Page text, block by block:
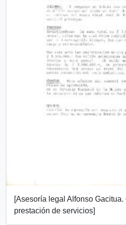
[Asesoría legal Alfonso Gacitua.
prestación de servicios]